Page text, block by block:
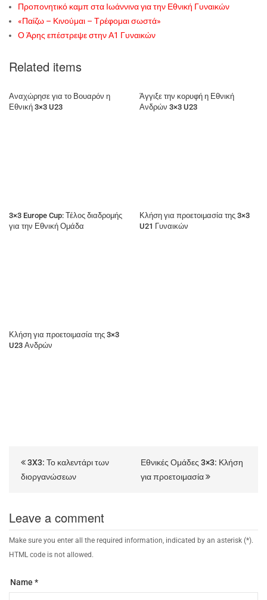
Προπονητικό καμπ στα Ιωάννινα για την Εθνική Γυναικών
«Παίζω – Κινούμαι – Τρέφομαι σωστά»
Ο Άρης επέστρεψε στην Α1 Γυναικών
Related items
Αναχώρησε για το Βουαρόν η
Εθνική 3×3 U23
Άγγιξε την κορυφή η Εθνική
Ανδρών 3×3 U23
3×3 Europe Cup: Τέλος διαδρομής
για την Εθνική Ομάδα
Κλήση για προετοιμασία της 3×3
U21 Γυναικών
Κλήση για προετοιμασία της 3×3
U23 Ανδρών
3X3: Το καλεντάρι των
διοργανώσεων
Εθνικές Ομάδες 3×3: Κλήση
για προετοιμασία
Leave a comment
Make sure you enter all the required information, indicated by an asterisk (*).
HTML code is not allowed.
Name *